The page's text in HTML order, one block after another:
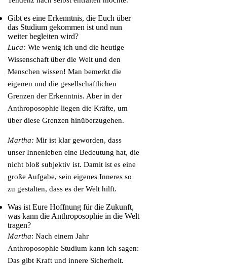
Gibt es eine Erkenntnis, die Euch über
das Studium gekommen ist und nun
weiter begleiten wird?
Luca: Wie wenig ich und die heutige
Wissenschaft über die Welt und den
Menschen wissen! Man bemerkt die
eigenen und die gesellschaftlichen
Grenzen der Erkenntnis. Aber in der
Anthroposophie liegen die Kräfte, um
über diese Grenzen hinüberzugehen.
Martha: Mir ist klar geworden, dass
unser Innenleben eine Bedeutung hat, die
nicht bloß subjektiv ist. Damit ist es eine
große Aufgabe, sein eigenes Inneres so
zu gestalten, dass es der Welt hilft.
Was ist Eure Hoffnung für die Zukunft,
was kann die Anthroposophie in die Welt
tragen?
Martha: Nach einem Jahr
Anthroposophie Studium kann ich sagen:
Das gibt Kraft und innere Sicherheit.